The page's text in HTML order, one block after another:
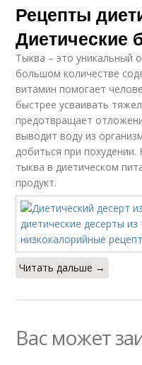
Рецепты
Диетические
Тыква – это уникальный
большом количестве
витамин помогает
быстрее усваивать
предотвращает
выводит воду из
добиться при
тыква в диетическом
продукт.
Читать дальше →
Вас может